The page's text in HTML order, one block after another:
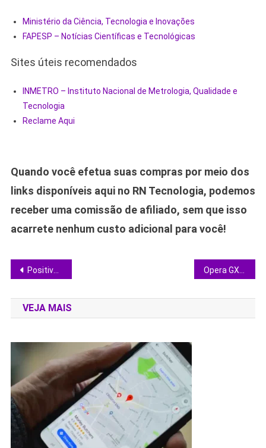
Ministério da Ciência, Tecnologia e Inovações
FAPESP – Notícias Científicas e Tecnológicas
Sites úteis recomendados
INMETRO – Instituto Nacional de Metrologia, Qualidade e
Tecnologia
Reclame Aqui
Quando você efetua suas compras por meio dos
links disponíveis aqui no RN Tecnologia, podemos
receber uma comissão de afiliado, sem que isso
acarrete nenhum custo adicional para você!
Navegação
de
Post
Positivo Vision Tab 11 chega com caneta e 4G para disputar espaço entre tablets produtivos
VEJA MAIS